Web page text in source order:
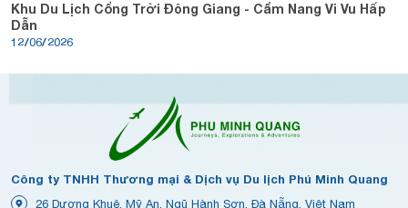
Khu Du Lịch Cổng Trời Đông Giang - Cẩm Nang Vi Vu Hấp
Dẫn
12/06/2026
Công ty TNHH Thương mại & Dịch vụ Du lịch Phú Minh Quang
26 Dương Khuê, Mỹ An, Ngũ Hành Sơn, Đà Nẵng, Việt Nam